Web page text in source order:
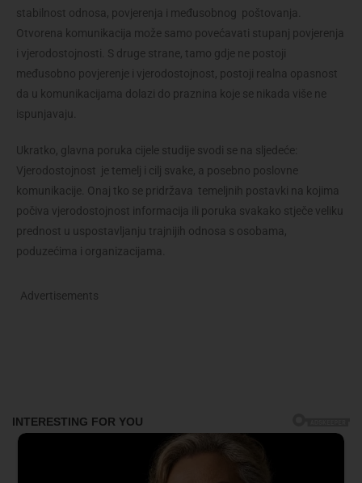
stabilnost odnosa, povjerenja i međusobnog poštovanja.
Otvorena komunikacija može samo povećavati stupanj povjerenja
i vjerodostojnosti. S druge strane, tamo gdje ne postoji
međusobno povjerenje i vjerodostojnost, postoji realna opasnost
da u komunikacijama dolazi do praznina koje se nikada više ne
ispunjavaju.
Ukratko, glavna poruka cijele studije svodi se na sljedeće:
Vjerodostojnost je temelj i cilj svake, a posebno poslovne
komunikacije. Onaj tko se pridržava temeljnih postavki na kojima
počiva vjerodostojnost informacija ili poruka svakako stječe veliku
prednost u uspostavljanju trajnijih odnosa s osobama,
poduzećima i organizacijama.
Advertisements